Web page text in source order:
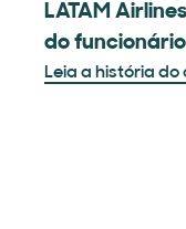
LATAM
do
Leia a história do